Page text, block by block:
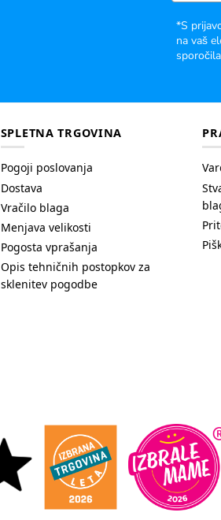
*S
na vaš
SPLETNA TRGOVINA
Pogoji poslovanja
Dostava
Vračilo blaga
Menjava velikosti
Pogosta vprašanja
Opis tehničnih postopkov za
sklenitev pogodbe